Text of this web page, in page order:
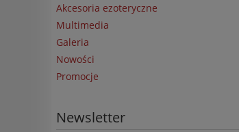
Akcesoria ezoteryczne
Multimedia
Galeria
Nowości
Promocje
Newsletter